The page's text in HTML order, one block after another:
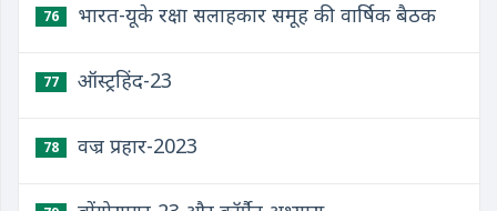
76 भारत-यूके रक्षा सलाहकार समूह की वार्षिक बैठक
77 ऑस्ट्रहिंद-23
78 वज्र प्रहार-2023